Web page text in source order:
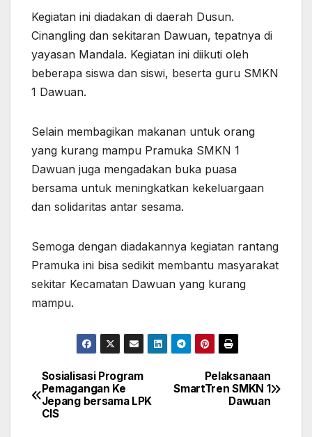
Kegiatan ini diadakan di daerah Dusun.
Cinangling dan sekitaran Dawuan, tepatnya di
yayasan Mandala. Kegiatan ini diikuti oleh
beberapa siswa dan siswi, beserta guru SMKN
1 Dawuan.
Selain membagikan makanan untuk orang
yang kurang mampu Pramuka SMKN 1
Dawuan juga mengadakan buka puasa
bersama untuk meningkatkan kekeluargaan
dan solidaritas antar sesama.
Semoga dengan diadakannya kegiatan rantang
Pramuka ini bisa sedikit membantu masyarakat
sekitar Kecamatan Dawuan yang kurang
mampu.
Navigasi
pos
Pelaksanaan
SmartTren SMKN 1
Dawuan
Sosialisasi Program
Pemagangan Ke
Jepang bersama LPK
CIS